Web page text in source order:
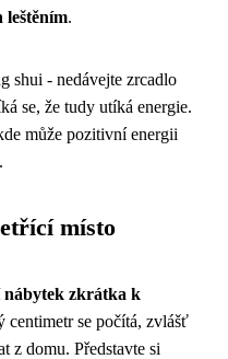
leštěním.
shui - nedávejte zrcadlo
se, že tudy utíká energie.
může pozitivní energii
místo
zkrátka k
centimetr se počítá, zvlášť
z domu. Představte si